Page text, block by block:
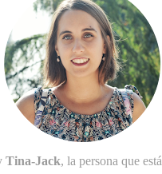
Tina-Jack, la persona que está